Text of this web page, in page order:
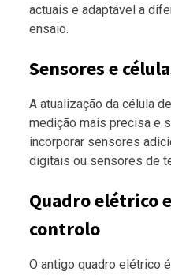
actuais e adaptável a
ensaio.
Sensores e
A atualização da célula
medição mais precisa e
incorporar sensores
digitais ou sensores de
Quadro elétrico
controlo
O antigo quadro elétrico